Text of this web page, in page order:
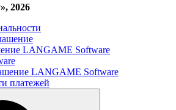
2026
LANGAME Software
LANGAME Software
платежей